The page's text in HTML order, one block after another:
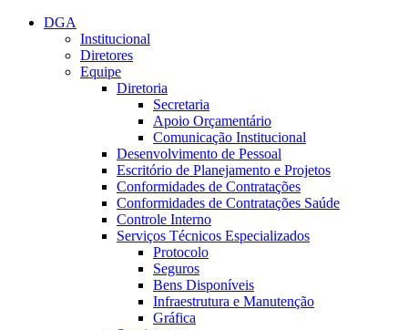
Conteúdo principal
DGA
Institucional
Diretores
Equipe
Diretoria
Secretaria
Apoio Orçamentário
Comunicação Institucional
Desenvolvimento de Pessoal
Escritório de Planejamento e Projetos
Conformidades de Contratações
Conformidades de Contratações Saúde
Controle Interno
Serviços Técnicos Especializados
Protocolo
Seguros
Bens Disponíveis
Infraestrutura e Manutenção
Gráfica